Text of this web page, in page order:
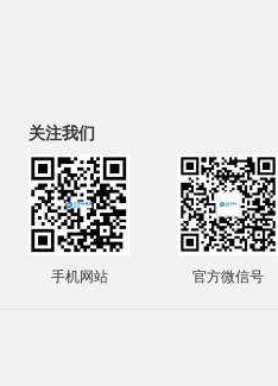
关注我们
手机网站 官方微信号